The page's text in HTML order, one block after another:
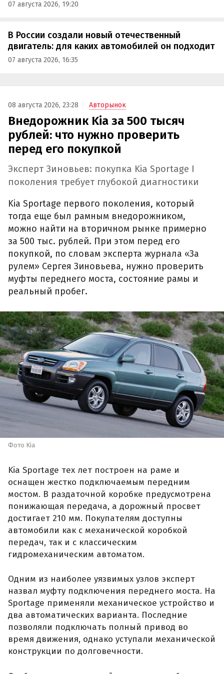
07 августа 2026, 19:20
В России создали новый отечественный
двигатель: для каких автомобилей он подходит
07 августа 2026, 16:35
08 августа 2026, 23:28 Авторынок
Внедорожник Kia за 500 тысяч
рублей: что нужно проверить
перед его покупкой
Эксперт Зиновьев: покупка Kia Sportage I
поколения требует глубокой диагностики
Kia Sportage первого поколения, который
тогда еще был рамным внедорожником,
можно найти на вторичном рынке примерно
за 500 тыс. рублей. При этом перед его
покупкой, по словам эксперта журнала «За
рулем» Сергея Зиновьева, нужно проверить
муфты переднего моста, состояние рамы и
реальный пробег.
Фото Kia
Kia Sportage тех лет построен на раме и
оснащен жестко подключаемым передним
мостом. В раздаточной коробке предусмотрена
понижающая передача, а дорожный просвет
достигает 210 мм. Покупателям доступны
автомобили как с механической коробкой
передач, так и с классическим
гидромеханическим автоматом.
Одним из наиболее уязвимых узлов эксперт
назвал муфту подключения переднего моста. На
Sportage применяли механическое устройство и
два автоматических варианта. Последние
позволяли подключать полный привод во
время движения, однако уступали механической
конструкции по долговечности.